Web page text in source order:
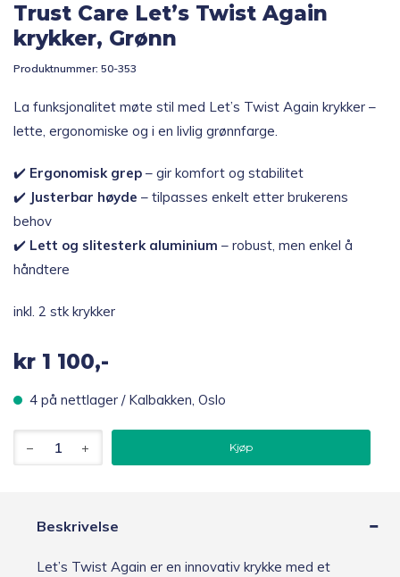
Trust Care Let’s Twist Again
krykker, Grønn
Produktnummer: 50-353
La funksjonalitet møte stil med Let’s Twist Again krykker –
lette, ergonomiske og i en livlig grønnfarge.
✔️ Ergonomisk grep – gir komfort og stabilitet
✔️ Justerbar høyde – tilpasses enkelt etter brukerens
behov
✔️ Lett og slitesterk aluminium – robust, men enkel å
håndtere
inkl. 2 stk krykker
kr 1 100,-
4 på nettlager / Kalbakken, Oslo
Care
Let's
krykker,
Kjøp
Beskrivelse
Let’s Twist Again er en innovativ krykke med et